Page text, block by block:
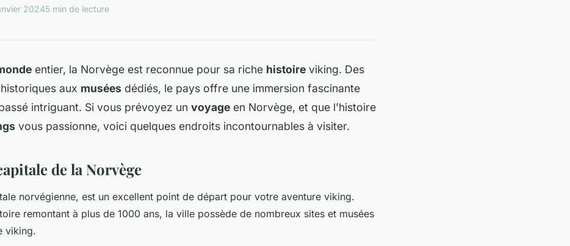
20245 min de lecture
entier, la Norvège est reconnue pour sa riche histoire viking. Des
aux musées dédiés, le pays offre une immersion fascinante
intriguant. Si vous prévoyez un voyage en Norvège, et que l’histoire
vous passionne, voici quelques endroits incontournables à visiter.
de la Norvège
norvégienne, est un excellent point de départ pour votre aventure viking.
remontant à plus de 1000 ans, la ville possède de nombreux sites et musées
viking.